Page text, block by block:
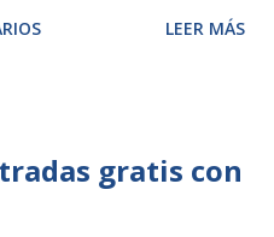
LEER MÁS
gratis con